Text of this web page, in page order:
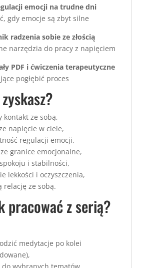
emocji na trudne dni
gdy emocje są zbyt silne
radzenia sobie ze złością
narzędzia do pracy z napięciem
PDF i ćwiczenia terapeutyczne
pogłębić proces
kontakt ze sobą,
napięcie w ciele,
regulacji emocji,
granice emocjonalne,
i stabilności,
lekkości i oczyszczenia,
relację ze sobą.
pracować z serią?
medytacje po kolei
wybranych tematów,